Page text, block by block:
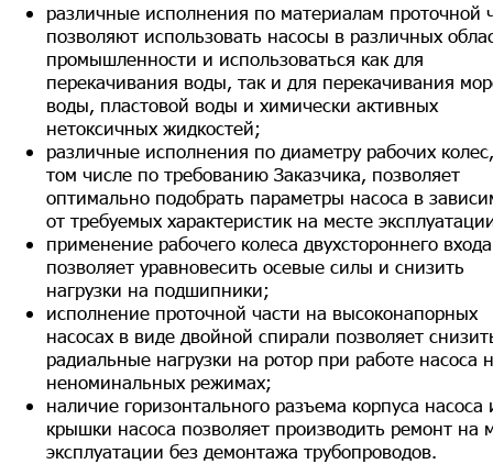
различные исполнения по материалам проточной
позволяют использовать насосы в различных
промышленности и использоваться как для
перекачивания воды, так и для перекачивания
воды, пластовой воды и химически активных
нетоксичных жидкостей;
различные исполнения по диаметру рабочих
том числе по требованию Заказчика, позволяет
оптимально подобрать параметры насоса в
от требуемых характеристик на месте
применение рабочего колеса двухстороннего входа
позволяет уравновесить осевые силы и снизить
нагрузки на подшипники;
исполнение проточной части на высоконапорных
насосах в виде двойной спирали позволяет
радиальные нагрузки на ротор при работе насоса
неноминальных режимах;
наличие горизонтального разъема корпуса насоса
крышки насоса позволяет производить ремонт на
эксплуатации без демонтажа трубопроводов.